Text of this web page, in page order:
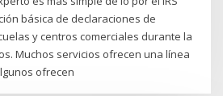
básica de declaraciones de
y centros comerciales durante la
Muchos servicios ofrecen una línea
ofrecen